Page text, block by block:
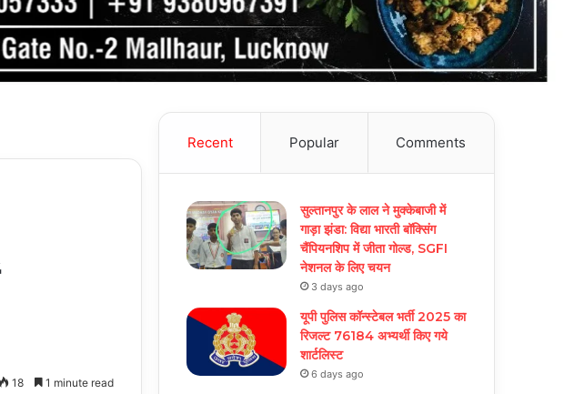
18 1 minute read
Recent Popular Comments
सुल्तानपुर के लाल ने मुक्केबाजी में
गाड़ा झंडा: विद्या भारती बॉक्सिंग
चैंपियनशिप में जीता गोल्ड, SGFI
नेशनल के लिए चयन
3 days ago
यूपी पुलिस कॉन्स्टेबल भर्ती 2025 का
रिजल्ट 76184 अभ्यर्थी किए गये
शार्टलिस्ट
6 days ago